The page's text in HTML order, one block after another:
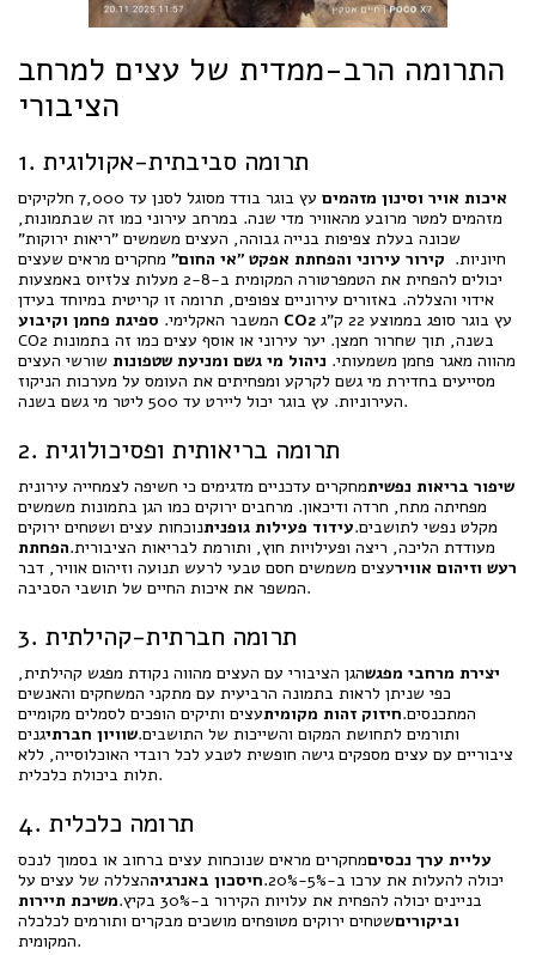
התרומה הרב-ממדית של עצים למרחב
הציבורי
1. תרומה סביבתית-אקולוגית
איכות אויר וסינון מזהמים
עץ בוגר בודד מסוגל לסנן עד 7,000 חלקיקים
מזהמים למטר מרובע מהאוויר מדי שנה. במרחב עירוני כמו זה שבתמונות,
שכונה בעלת צפיפות בנייה גבוהה, העצים משמשים "ריאות ירוקות"
חיוניות. קירור עירוני והפחתת אפקט "אי החום" מחקרים מראים שעצים
יכולים להפחית את הטמפרטורה המקומית ב-2-8 מעלות צלזיוס באמצעות
אידוי והצללה. באזורים עירוניים צפופים, תרומה זו קריטית במיוחד בעידן
המשבר האקלימי. ספיגת פחמן וקיבוע CO2 עץ בוגר סופג בממוצע 22 ק"ג
CO2 בשנה, תוך שחרור חמצן. יער עירוני או אוסף עצים כמו זה בתמונות
מהווה מאגר פחמן משמעותי. ניהול מי גשם ומניעת שטפונות שורשי העצים
מסייעים בחדירת מי גשם לקרקע ומפחיתים את העומס על מערכות הניקוז
העירוניות. עץ בוגר יכול ליירט עד 500 ליטר מי גשם בשנה.
2. תרומה בריאותית ופסיכולוגית
שיפור בריאות נפשיתמחקרים עדכניים מדגימים כי חשיפה לצמחייה עירונית
מפחיתה מתח, חרדה ודיכאון. מרחבים ירוקים כמו הגן בתמונות משמשים
מקלט נפשי לתושבים.עידוד פעילות גופניתנוכחות עצים ושטחים ירוקים
מעודדת הליכה, ריצה ופעילויות חוץ, ותורמת לבריאות הציבורית.הפחתת
רעש וזיהום אווירעצים משמשים חסם טבעי לרעש תנועה וזיהום אוויר, דבר
המשפר את איכות החיים של תושבי הסביבה.
3. תרומה חברתית-קהילתית
יצירת מרחבי מפגשהגן הציבורי עם העצים מהווה נקודת מפגש קהילתית,
כפי שניתן לראות בתמונה הרביעית עם מתקני המשחקים והאנשים
המתכנסים.חיזוק זהות מקומיתעצים ותיקים הופכים לסמלים מקומיים
ותורמים לתחושת המקום והשייכות של התושבים.שוויון חברתיגנים
ציבוריים עם עצים מספקים גישה חופשית לטבע לכל רובדי האוכלוסייה, ללא
תלות ביכולת כלכלית.
4. תרומה כלכלית
עליית ערך נכסיםמחקרים מראים שנוכחות עצים ברחוב או בסמוך לנכס
יכולה להעלות את ערכו ב-5%-20%.
חיסכון באנרגיההצללה של עצים על
בניינים יכולה להפחית את עלויות הקירור ב-30% בקיץ.
משיכת תיירות
וביקוריםשטחים ירוקים מטופחים מושכים מבקרים ותורמים לכלכלה
המקומית.